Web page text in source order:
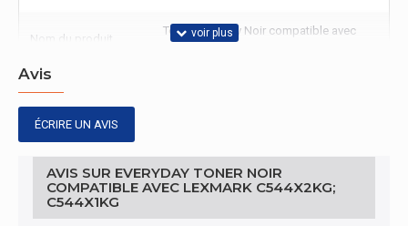
Nom du produit
Toner Everyday Noir compatible avec
Quantité par paquet
Profondeur de
l'emballage
Avis
ÉCRIRE UN AVIS
AVIS SUR EVERYDAY TONER NOIR
COMPATIBLE AVEC LEXMARK C544X2KG;
C544X1KG